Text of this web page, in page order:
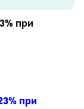
при
при